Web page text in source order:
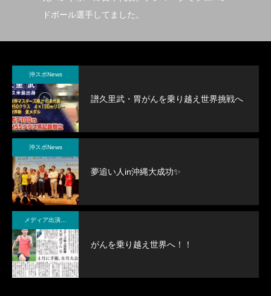
ドボール選手してました。
沖スポNews
譜久里武・胃がんを乗り越え世界挑戦へ
沖スポNews
夢追い人in沖縄大成功✨
がんを乗り越え世界へ！！